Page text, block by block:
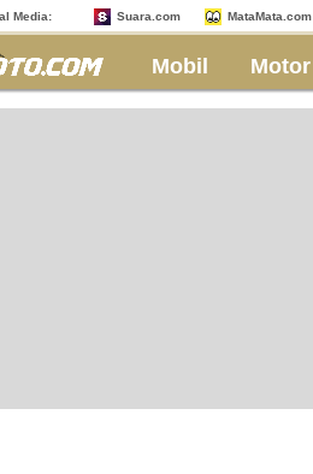
Media: Suara.com MataMata.com
Mobil Motor